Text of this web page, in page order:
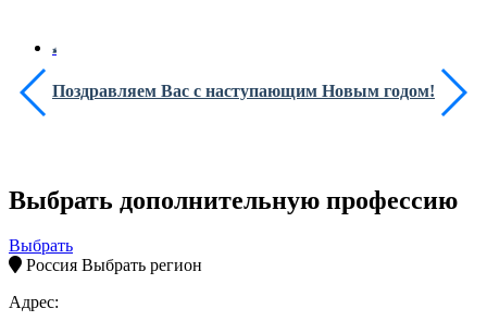
Поздравляем Вас с наступающим Новым годом!
Выбрать дополнительную профессию
Выбрать
Россия Выбрать регион
Адрес: